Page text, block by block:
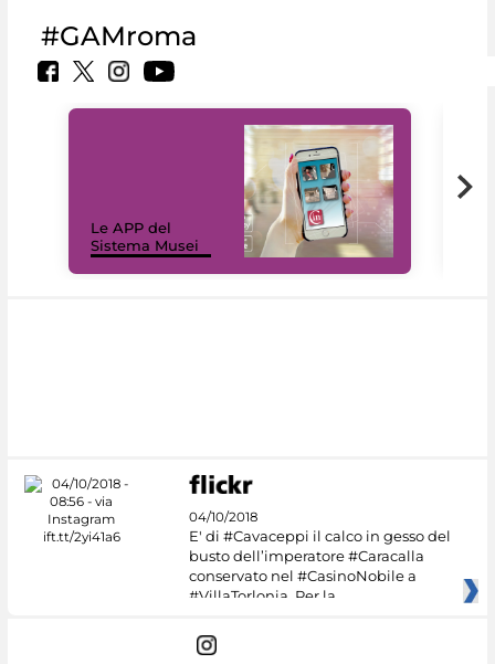
#GAMroma
Le APP del
Sistema Musei
04/10/2018
E' di #Cavaceppi il calco in gesso del
busto dell’imperatore #Caracalla
conservato nel #CasinoNobile a
#VillaTorlonia. Per la